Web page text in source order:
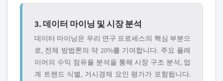
3. 데이터 마이닝 및 시장 분석
데이터 마이닝은 우리 연구 프로세스의 핵심 부분으
로, 전체 방법론의 약 20%를 기여합니다. 주요 플레
이어의 수익 점유율 분석을 통해 시장 구조 분석, 업
계 트렌드 식별, 거시경제 요인 평가가 포함됩니다.